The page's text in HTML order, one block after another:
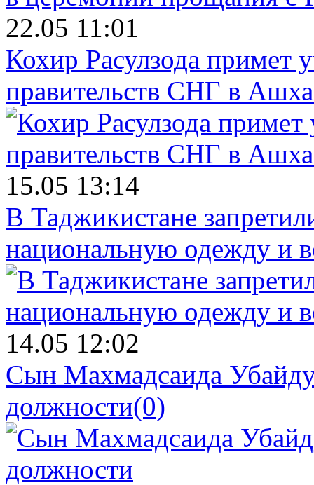
22.05 11:01
Кохир Расулзода примет
правительств СНГ в
15.05 13:14
В Таджикистане
национальную одежду и
14.05 12:02
Сын Махмадсаида
должности(0)